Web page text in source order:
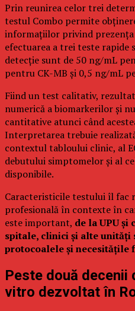
Prin reunirea celor trei
testul Combo permite
informațiilor privind
efectuarea a trei teste rapide
detecție sunt de 50 ng/mL
pentru CK-MB și 0,5 ng/mL
Fiind un test calitativ,
numerică a biomarkerilor și
cantitative atunci când
Interpretarea trebuie
contextul tabloului clinic, al
debutului simptomelor și al
disponibile.
Caracteristicile testului îl fac
profesională în contexte în
este important, de la UPU și
spitale, clinici și alte unități
protocoalele și necesitățile
Peste două decenii
vitro dezvoltat în